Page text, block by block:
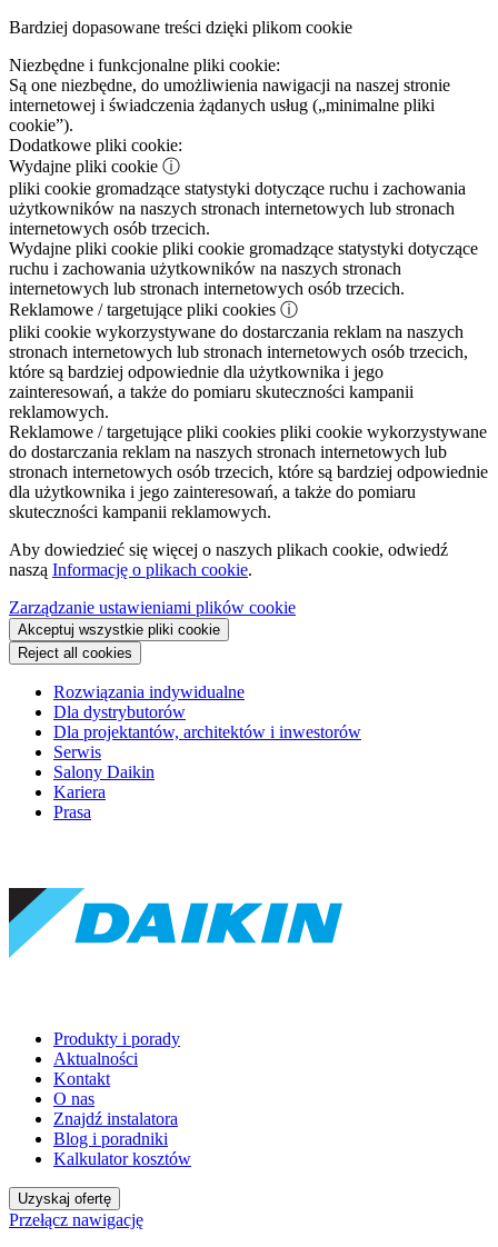
Bardziej dopasowane treści dzięki plikom cookie
Niezbędne i funkcjonalne pliki cookie:
Są one niezbędne, do umożliwienia nawigacji na naszej stronie
internetowej i świadczenia żądanych usług („minimalne pliki
cookie”).
Dodatkowe pliki cookie:
Wydajne pliki cookie ⓘ
pliki cookie gromadzące statystyki dotyczące ruchu i zachowania
użytkowników na naszych stronach internetowych lub stronach
internetowych osób trzecich.
Wydajne pliki cookie pliki cookie gromadzące statystyki dotyczące
ruchu i zachowania użytkowników na naszych stronach
internetowych lub stronach internetowych osób trzecich.
Reklamowe / targetujące pliki cookies ⓘ
pliki cookie wykorzystywane do dostarczania reklam na naszych
stronach internetowych lub stronach internetowych osób trzecich,
które są bardziej odpowiednie dla użytkownika i jego
zainteresowań, a także do pomiaru skuteczności kampanii
reklamowych.
Reklamowe / targetujące pliki cookies pliki cookie wykorzystywane
do dostarczania reklam na naszych stronach internetowych lub
stronach internetowych osób trzecich, które są bardziej odpowiednie
dla użytkownika i jego zainteresowań, a także do pomiaru
skuteczności kampanii reklamowych.
Aby dowiedzieć się więcej o naszych plikach cookie, odwiedź
naszą Informację o plikach cookie.
Zarządzanie ustawieniami plików cookie
Akceptuj wszystkie pliki cookie
Reject all cookies
Rozwiązania indywidualne
Dla dystrybutorów
Dla projektantów, architektów i inwestorów
Serwis
Salony Daikin
Kariera
Prasa
Produkty i porady
Aktualności
Kontakt
O nas
Znajdź instalatora
Blog i poradniki
Kalkulator kosztów
Uzyskaj ofertę
Przełącz nawigację